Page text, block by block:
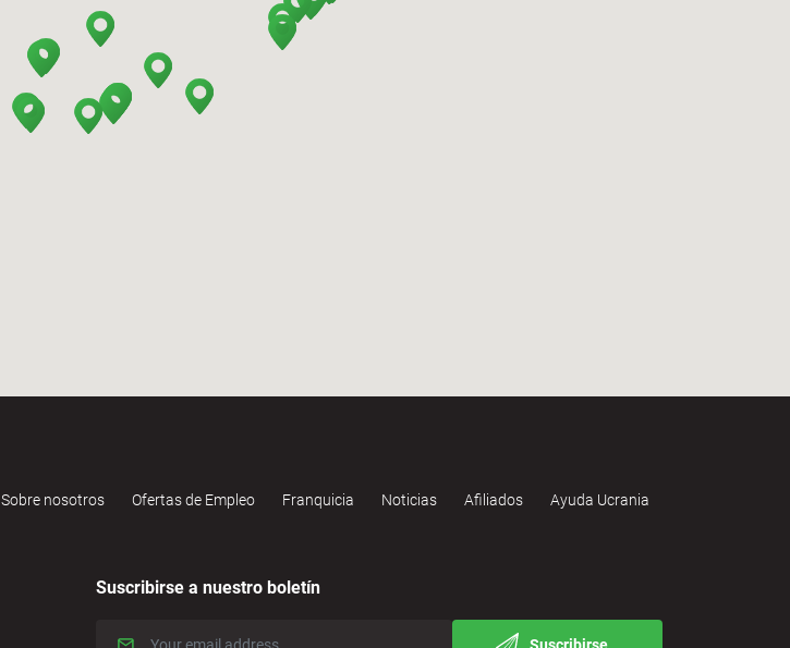
Sobre nosotros Ofertas de Empleo Franquicia Noticias Afiliados Ayuda Ucrania
Suscribirse a nuestro boletín